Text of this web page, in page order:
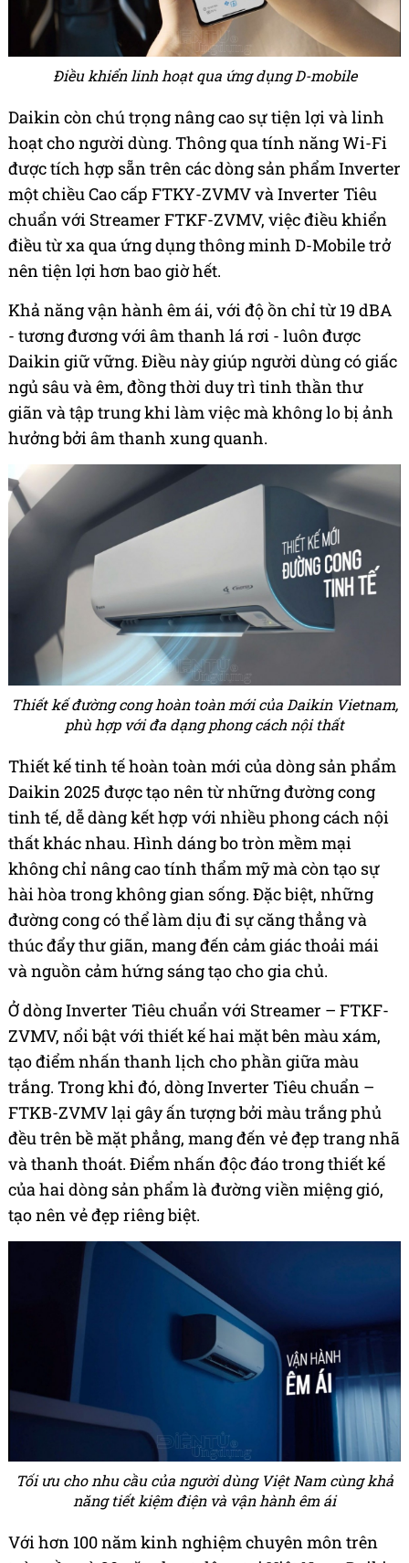
Điều khiển linh hoạt qua ứng dụng D-mobile
Daikin còn chú trọng nâng cao sự tiện lợi và linh
hoạt cho người dùng. Thông qua tính năng Wi-Fi
được tích hợp sẵn trên các dòng sản phẩm Inverter
một chiều Cao cấp FTKY-ZVMV và Inverter Tiêu
chuẩn với Streamer FTKF-ZVMV, việc điều khiển
điều từ xa qua ứng dụng thông minh D-Mobile trở
nên tiện lợi hơn bao giờ hết.
Khả năng vận hành êm ái, với độ ồn chỉ từ 19 dBA
- tương đương với âm thanh lá rơi - luôn được
Daikin giữ vững. Điều này giúp người dùng có giấc
ngủ sâu và êm, đồng thời duy trì tinh thần thư
giãn và tập trung khi làm việc mà không lo bị ảnh
hưởng bởi âm thanh xung quanh.
Thiết kế đường cong hoàn toàn mới của Daikin Vietnam,
phù hợp với đa dạng phong cách nội thất
Thiết kế tinh tế hoàn toàn mới của dòng sản phẩm
Daikin 2025 được tạo nên từ những đường cong
tinh tế, dễ dàng kết hợp với nhiều phong cách nội
thất khác nhau. Hình dáng bo tròn mềm mại
không chỉ nâng cao tính thẩm mỹ mà còn tạo sự
hài hòa trong không gian sống. Đặc biệt, những
đường cong có thể làm dịu đi sự căng thẳng và
thúc đẩy thư giãn, mang đến cảm giác thoải mái
và nguồn cảm hứng sáng tạo cho gia chủ.
Ở dòng Inverter Tiêu chuẩn với Streamer – FTKF-
ZVMV, nổi bật với thiết kế hai mặt bên màu xám,
tạo điểm nhấn thanh lịch cho phần giữa màu
trắng. Trong khi đó, dòng Inverter Tiêu chuẩn –
FTKB-ZVMV lại gây ấn tượng bởi màu trắng phủ
đều trên bề mặt phẳng, mang đến vẻ đẹp trang nhã
và thanh thoát. Điểm nhấn độc đáo trong thiết kế
của hai dòng sản phẩm là đường viền miệng gió,
tạo nên vẻ đẹp riêng biệt.
Tối ưu cho nhu cầu của người dùng Việt Nam cùng khả
năng tiết kiệm điện và vận hành êm ái
Với hơn 100 năm kinh nghiệm chuyên môn trên